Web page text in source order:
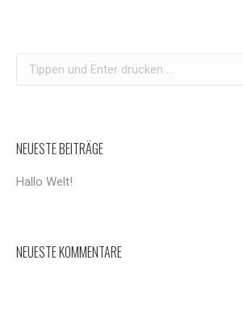
Search:
NEUESTE BEITRÄGE
Hallo Welt!
NEUESTE KOMMENTARE